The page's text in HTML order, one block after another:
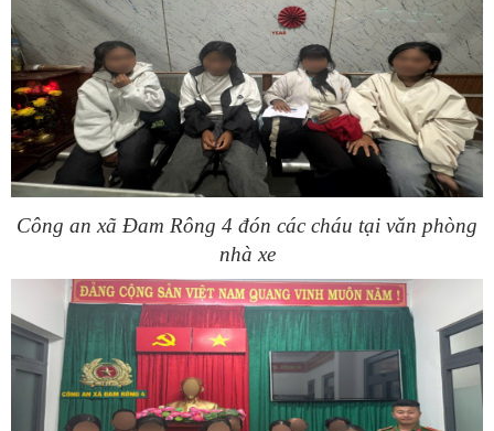
Công an xã Đam Rông 4 đón các cháu tại văn phòng
nhà xe